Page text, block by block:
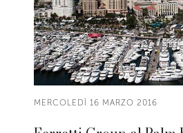
MERCOLEDÌ 16 MARZO 2016